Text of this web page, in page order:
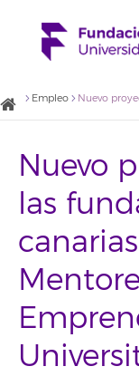
Empleo
Nuevo
las